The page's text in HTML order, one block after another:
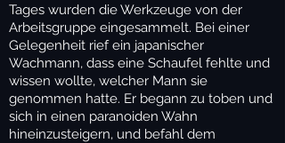
Tages wurden die Werkzeuge von der
Arbeitsgruppe eingesammelt. Bei einer
Gelegenheit rief ein japanischer
Wachmann, dass eine Schaufel fehlte und
wissen wollte, welcher Mann sie
genommen hatte. Er begann zu toben und
sich in einen paranoiden Wahn
hineinzusteigern, und befahl dem